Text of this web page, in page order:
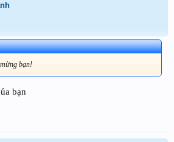
bạn!
bạn